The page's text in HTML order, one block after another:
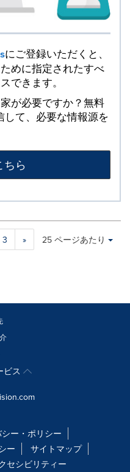
にご登録いただくと、
めに指定されたすべ
できます。
が必要ですか？無料
して、必要な情報源を
ちら
3 »
Making
a
change.
will
update
as
each
Items per page:
25 ページあたり
ビス
ー・ポリシー
ー
サイトマップ
セシビリティー